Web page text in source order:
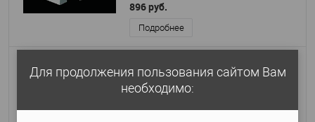
896 руб.
Подробнее
Карниз Bello Deco XPS К 9
Габариты (ДхШхВ)
449 руб. / м.п.
Для продолжения пользования сайтом Вам
необходимо: